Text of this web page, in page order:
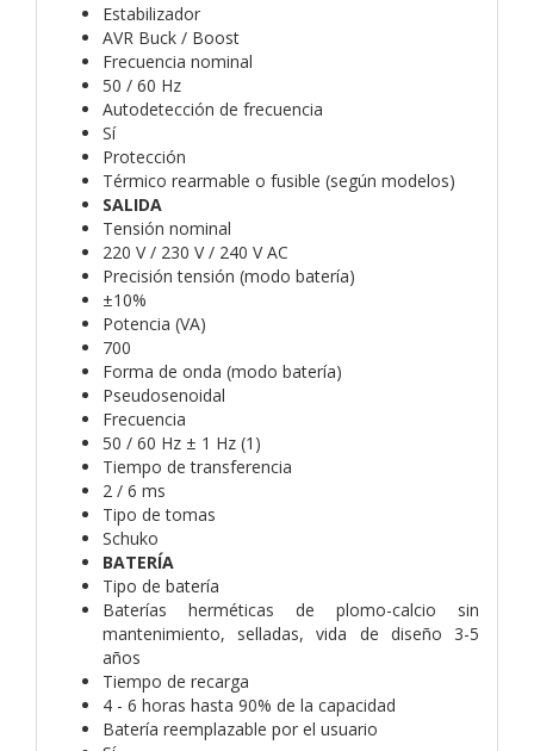
Estabilizador
AVR Buck / Boost
Frecuencia nominal
50 / 60 Hz
Autodetección de frecuencia
Sí
Protección
Térmico rearmable o fusible (según modelos)
SALIDA
Tensión nominal
220 V / 230 V / 240 V AC
Precisión tensión (modo batería)
±10%
Potencia (VA)
700
Forma de onda (modo batería)
Pseudosenoidal
Frecuencia
50 / 60 Hz ± 1 Hz (1)
Tiempo de transferencia
2 / 6 ms
Tipo de tomas
Schuko
BATERÍA
Tipo de batería
Baterías herméticas de plomo-calcio sin
mantenimiento, selladas, vida de diseño 3-5
años
Tiempo de recarga
4 - 6 horas hasta 90% de la capacidad
Batería reemplazable por el usuario